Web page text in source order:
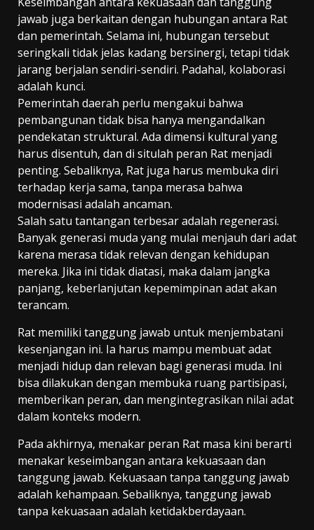
jawab juga berkaitan dengan hubungan antara Rat
dan pemerintah. Selama ini, hubungan tersebut
seringkali tidak jelas kadang bersinergi, tetapi tidak
jarang berjalan sendiri-sendiri. Padahal, kolaborasi
adalah kunci.
Pemerintah daerah perlu mengakui bahwa
pembangunan tidak bisa hanya mengandalkan
pendekatan struktural. Ada dimensi kultural yang
harus disentuh, dan di situlah peran Rat menjadi
penting. Sebaliknya, Rat juga harus membuka diri
terhadap kerja sama, tanpa merasa bahwa
modernisasi adalah ancaman.
Salah satu tantangan terbesar adalah regenerasi.
Banyak generasi muda yang mulai menjauh dari adat
karena merasa tidak relevan dengan kehidupan
mereka. Jika ini tidak diatasi, maka dalam jangka
panjang, keberlanjutan kepemimpinan adat akan
terancam.
Rat memiliki tanggung jawab untuk menjembatani
kesenjangan ini. Ia harus mampu membuat adat
menjadi hidup dan relevan bagi generasi muda. Ini
bisa dilakukan dengan membuka ruang partisipasi,
memberikan peran, dan mengintegrasikan nilai adat
dalam konteks modern.
Pada akhirnya, menakar peran Rat masa kini berarti
menakar keseimbangan antara kekuasaan dan
tanggung jawab. Kekuasaan tanpa tanggung jawab
adalah kehampaan. Sebaliknya, tanggung jawab
tanpa kekuasaan adalah ketidakberdayaan.